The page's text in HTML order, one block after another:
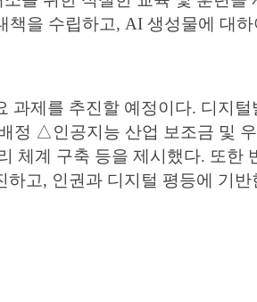
을 수립하고, AI 생성물에 대
과제를 추진할 예정이다. 디지
정 △인공지능 산업 보조금 및
계 구축 등을 제시했다. 또한
고, 인권과 디지털 평등에 기